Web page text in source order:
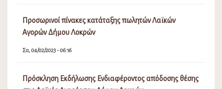
Προσωρινοί πίνακες κατάταξης πωλητών Λαϊκών
Αγορών Δήμου Λοκρών
Σα, 04/02/2023 - 06:16
Πρόσκληση Εκδήλωσης Ενδιαφέροντος απόδοσης θέσης